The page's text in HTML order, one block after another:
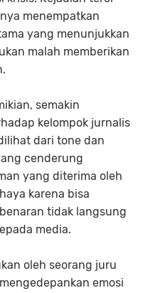
menempatkan
yang menunjukkan
malah memberikan
semakin
kelompok jurnalis
dari tone dan
cenderung
yang diterima oleh
karena bisa
tidak langsung
media.
oleh seorang juru
emosi